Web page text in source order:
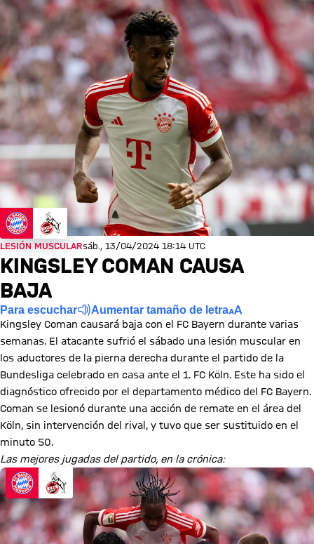
LESIÓN MUSCULARsáb., 13/04/2024 18:14 UTC
KINGSLEY COMAN CAUSA
BAJA
Para escuchar Aumentar tamaño de letra
Kingsley Coman causará baja con el FC Bayern durante varias
semanas. El atacante sufrió el sábado una lesión muscular en
los aductores de la pierna derecha durante el partido de la
Bundesliga celebrado en casa ante el 1. FC Köln. Este ha sido el
diagnóstico ofrecido por el departamento médico del FC Bayern.
Coman se lesionó durante una acción de remate en el área del
Köln, sin intervención del rival, y tuvo que ser sustituido en el
minuto 50.
Las mejores jugadas del partido, en la crónica: